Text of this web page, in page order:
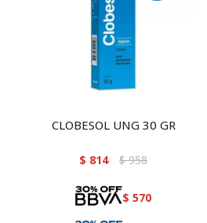
CLOBESOL UNG 30 GR
$ 814 $ 958
$ 570